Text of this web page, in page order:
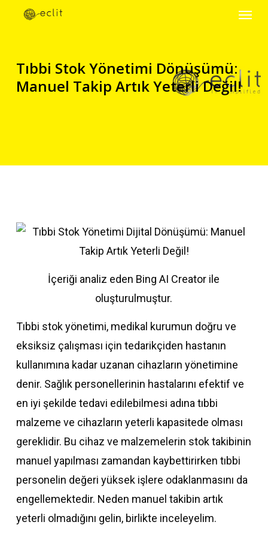
contentTıbbi Stok Yönetimi Dönüşümü:
Manuel Takip Artık Yeterli Değil!
İçeriği analiz eden Bing AI Creator ile
oluşturulmuştur.
Tıbbi stok yönetimi, medikal kurumun doğru ve
eksiksiz çalışması için tedarikçiden hastanın
kullanımına kadar uzanan cihazların yönetimine
denir. Sağlık personellerinin hastalarını efektif ve
en iyi şekilde tedavi edilebilmesi adına tıbbi
malzeme ve cihazların yeterli kapasitede olması
gereklidir. Bu cihaz ve malzemelerin stok takibinin
manuel yapılması zamandan kaybettirirken tıbbi
personelin değeri yüksek işlere odaklanmasını da
engellemektedir. Neden manuel takibin artık
yeterli olmadığını gelin, birlikte inceleyelim.